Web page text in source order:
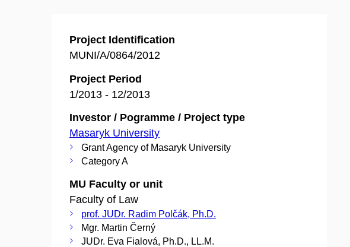
Project Identification
MUNI/A/0864/2012
Project Period
1/2013 - 12/2013
Investor / Pogramme / Project type
Masaryk University
Grant Agency of Masaryk University
Category A
MU Faculty or unit
Faculty of Law
prof. JUDr. Radim Polčák, Ph.D.
Mgr. Martin Černý
JUDr. Eva Fialová, Ph.D., LL.M.